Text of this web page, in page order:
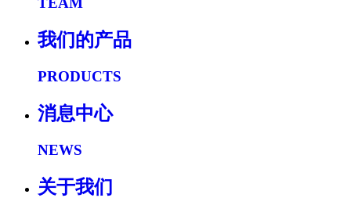
我们的产品
PRODUCTS
消息中心
NEWS
关于我们